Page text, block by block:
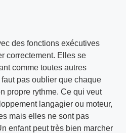
des fonctions exécutives
correctement. Elles se
comme toutes autres
pas oublier que chaque
propre rythme. Ce qui veut
langagier ou moteur,
mais elles ne sont pas
enfant peut très bien marcher